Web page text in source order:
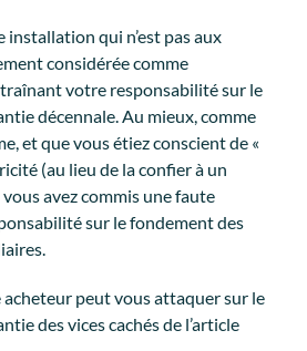
installation qui n’est pas aux
considérée comme
votre responsabilité sur le
décennale. Au mieux, comme
et que vous étiez conscient de «
(au lieu de la confier à un
avez commis une faute
sur le fondement des
acheteur peut vous attaquer sur le
des vices cachés de l’article